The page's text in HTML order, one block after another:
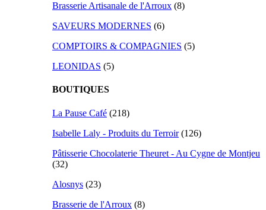
Brasserie Artisanale de l'Arroux (8)
SAVEURS MODERNES (6)
COMPTOIRS & COMPAGNIES (5)
LEONIDAS (5)
BOUTIQUES
La Pause Café (218)
Isabelle Laly - Produits du Terroir(126)
Pâtisserie Chocolaterie Theuret - Au Cygne de Montjeu
(32)
Alosnys (23)
Brasserie de l'Arroux (8)